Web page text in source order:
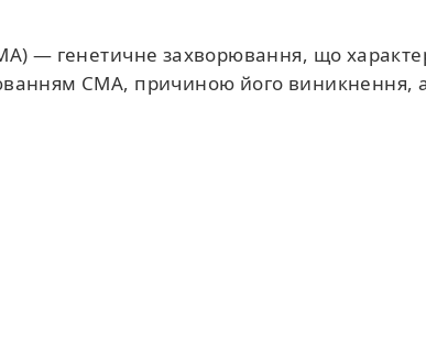
— генетичне захворювання, що
СМА, причиною його виникнення,